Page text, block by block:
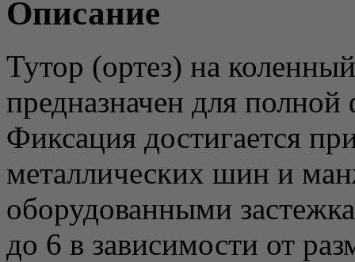
Описание
Тутор (ортез) на
предназначен для полной
Фиксация достигается
металлических шин и
оборудованными
до 6 в зависимости от